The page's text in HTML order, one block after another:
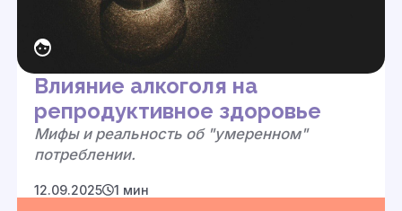
Влияние алкоголя на
репродуктивное здоровье
Мифы и реальность об"умеренном"
потреблении.
12.09.2025 1 мин